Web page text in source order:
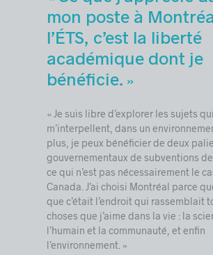
mon poste à
l’ÉTS, c’est la liberté
académique dont je
bénéficie. »
« Je suis libre d’explorer les sujets qui
m’interpellent, dans un
plus, je peux bénéficier de deux
gouvernementaux de subventions de
ce qui n’est pas nécessairement le
Canada. J’ai choisi Montréal parce
que c’était l’endroit qui rassemblait
choses que j’aime dans la vie : la
l’humain et la communauté, et enfin
l’environnement. »